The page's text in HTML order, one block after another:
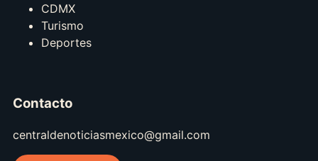
CDMX
Turismo
Deportes
Contacto
centraldenoticiasmexico@gmail.com